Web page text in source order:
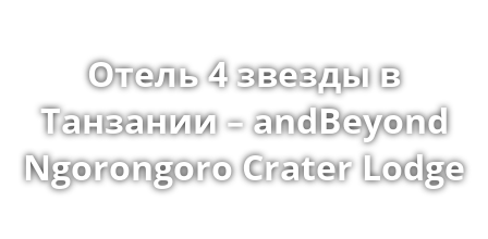
Отель 4 звезды в
Танзании – andBeyond
Ngorongoro Crater Lodge